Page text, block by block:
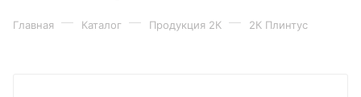
Главная — Каталог — Продукция 2К — 2К Плинтус